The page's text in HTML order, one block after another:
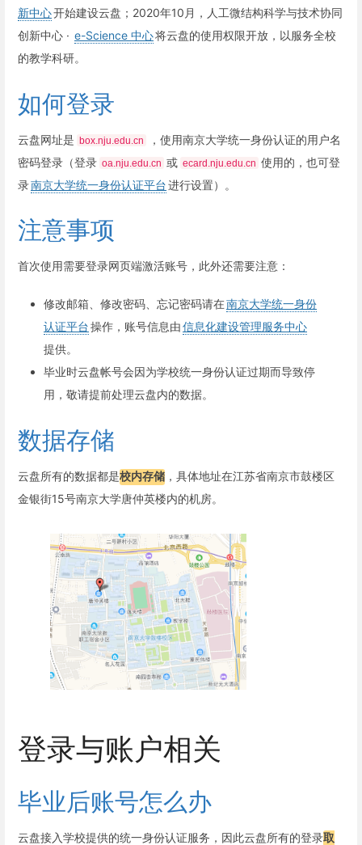
新中心开始建设云盘；2020年10月，人工微结构科学与技术协同
创新中心 · e-Science 中心将云盘的使用权限开放，以服务全校
的教学科研。
如何登录
云盘网址是 box.nju.edu.cn
，使用南京大学统一身份认证的用户名
密码登录（登录 oa.nju.edu.cn 或 ecard.nju.edu.cn 使用的，也可登
录南京大学统一身份认证平台进行设置）。
注意事项
首次使用需要登录网页端激活账号，此外还需要注意：
修改邮箱、修改密码、忘记密码请在南京大学统一身份
认证平台操作，账号信息由信息化建设管理服务中心
提供。
毕业时云盘帐号会因为学校统一身份认证过期而导致停
用，敬请提前处理云盘内的数据。
数据存储
云盘所有的数据都是校内存储 ，具体地址在江苏省南京市鼓楼区
金银街15号南京大学唐仲英楼内的机房。
登录与账户相关
毕业后账号怎么办
云盘接入学校提供的统一身份认证服务，因此云盘所有的登录取